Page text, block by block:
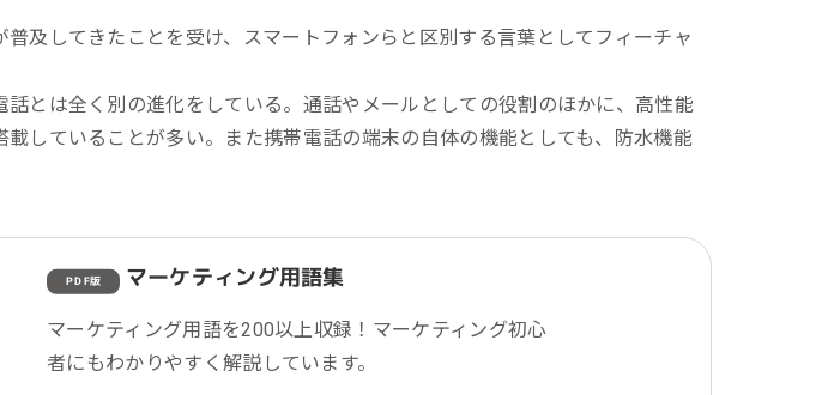
教育機関・教育サービス
及してきたことを受け、スマートフォンらと区別する言葉としてフィーチャ
とは全く別の進化をしている。通話やメールとしての役割のほかに、高性能
していることが多い。また携帯電話の端末の自体の機能としても、防水機能
PDF版 マーケティング用語集
マーケティング用語を200以上収録！マーケティング初心
者にもわかりやすく解説しています。